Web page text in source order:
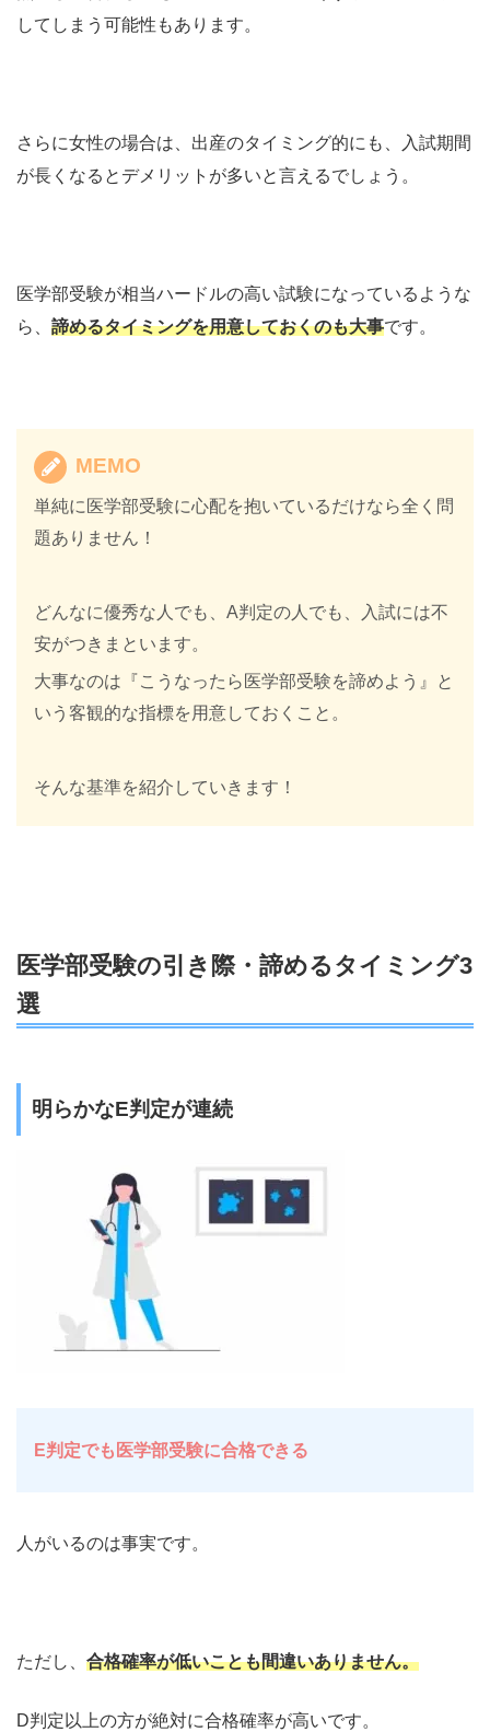
してしまう可能性もあります。
さらに女性の場合は、出産のタイミング的にも、入試期間
が長くなるとデメリットが多いと言えるでしょう。
医学部受験が相当ハードルの高い試験になっているような
ら、 諦めるタイミングを用意しておくのも大事です。
MEMO
単純に医学部受験に心配を抱いているだけなら全く問
題ありません！
どんなに優秀な人でも、A判定の人でも、入試には不
安がつきまといます。
大事なのは『こうなったら医学部受験を諦めよう』と
いう客観的な指標を用意しておくこと。
そんな基準を紹介していきます！
医学部受験の引き際・諦めるタイミング3
選
明らかなE判定が連続
E判定でも医学部受験に合格できる
人がいるのは事実です。
ただし、 合格確率が低いことも間違いありません。
D判定以上の方が絶対に合格確率が高いです。